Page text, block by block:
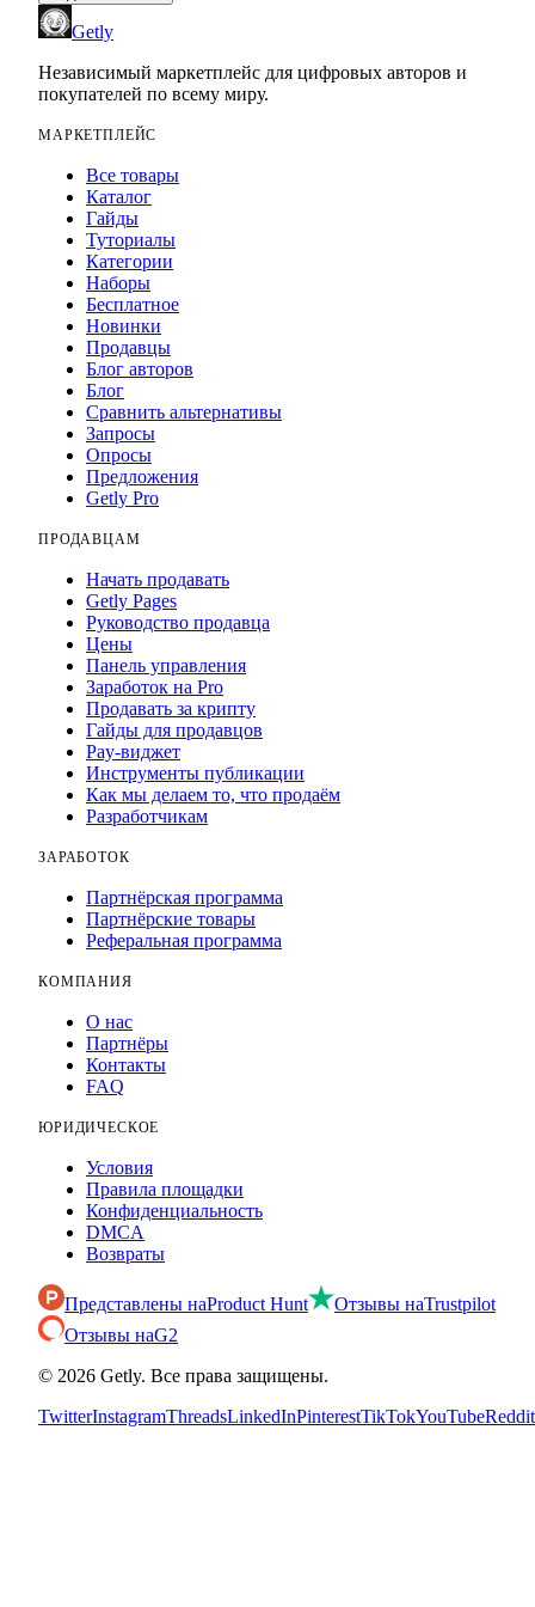
Getly
Независимый маркетплейс для цифровых авторов и
покупателей по всему миру.
МАРКЕТПЛЕЙС
Все товары
Каталог
Гайды
Туториалы
Категории
Наборы
Бесплатное
Новинки
Продавцы
Блог авторов
Блог
Сравнить альтернативы
Запросы
Опросы
Предложения
Getly Pro
ПРОДАВЦАМ
Начать продавать
Getly Pages
Руководство продавца
Цены
Панель управления
Заработок на Pro
Продавать за крипту
Гайды для продавцов
Pay-виджет
Инструменты публикации
Как мы делаем то, что продаём
Разработчикам
ЗАРАБОТОК
Партнёрская программа
Партнёрские товары
Реферальная программа
КОМПАНИЯ
О нас
Партнёры
Контакты
FAQ
ЮРИДИЧЕСКОЕ
Условия
Правила площадки
Конфиденциальность
DMCA
Возвраты
Представлены наProduct Hunt Отзывы наTrustpilot
Отзывы наG2
© 2026 Getly. Все права защищены.
TwitterInstagramThreadsLinkedInPinterestTikTokYouTubeReddit